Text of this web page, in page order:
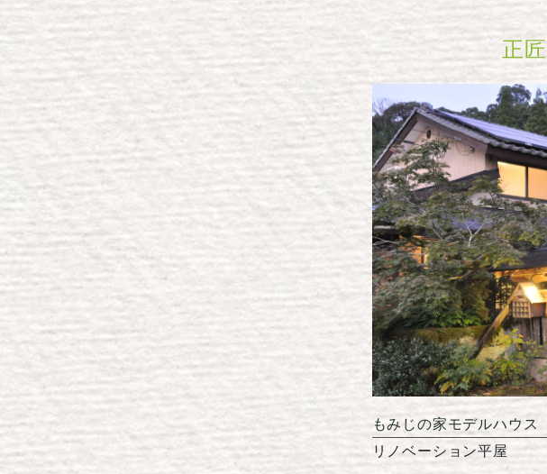
正匠
もみじの家モデルハウス
リノベーション平屋